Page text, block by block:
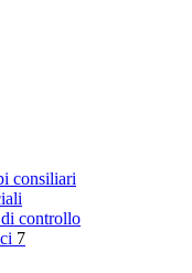
consiliari
controllo
7